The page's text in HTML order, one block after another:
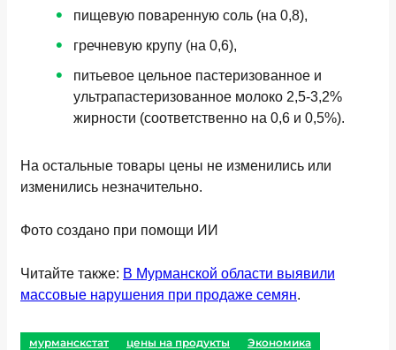
пищевую поваренную соль (на 0,8),
гречневую крупу (на 0,6),
питьевое цельное пастеризованное и
ультрапастеризованное молоко 2,5-3,2%
жирности (соответственно на 0,6 и 0,5%).
На остальные товары цены не изменились или
изменились незначительно.
Фото создано при помощи ИИ
Читайте также: В Мурманской области выявили
массовые нарушения при продаже семян.
мурманскстат цены на продукты Экономика